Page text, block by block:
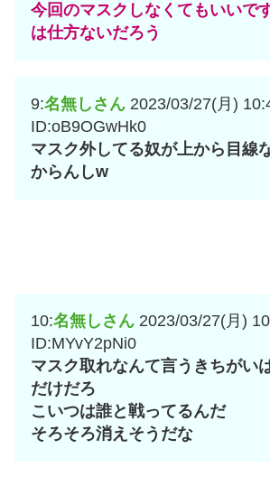
今回のマスクしなくてもいいで
は仕方ないだろう
9:名無しさん 2023/03/27(月)
ID:oB9OGwHk0
マスク外してる奴が上から目線
からんしw
10:名無しさん 2023/03/27(月)
ID:MYvY2pNi0
マスク取れなんて言うきちがい
だけだろ
こいつは誰と戦ってるんだ
そろそろ消えそうだな